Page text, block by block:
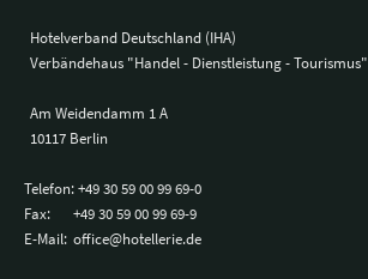
Hotelverband Deutschland (IHA)
Verbändehaus "Handel - Dienstleistung - Tourismus"
Am Weidendamm 1 A
10117 Berlin
Telefon:+49 30 59 00 99 69-0
Fax:
+49 30 59 00 99 69-9
E-Mail: office@hotellerie.de